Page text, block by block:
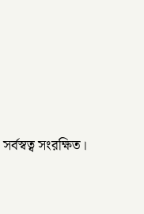
সংরক্ষিত।